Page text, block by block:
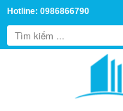
Hotline: 0986866790